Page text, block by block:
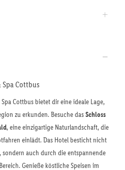
Spa Cottbus
Cottbus bietet dir eine ideale Lage,
zu erkunden. Besuche dasSchloss
, eine einzigartige Naturlandschaft, die
einlädt. Das Hotel besticht nicht
auch durch die entspannende
Genieße köstliche Speisen im